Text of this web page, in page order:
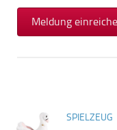
Meldung
SPIELZEUG